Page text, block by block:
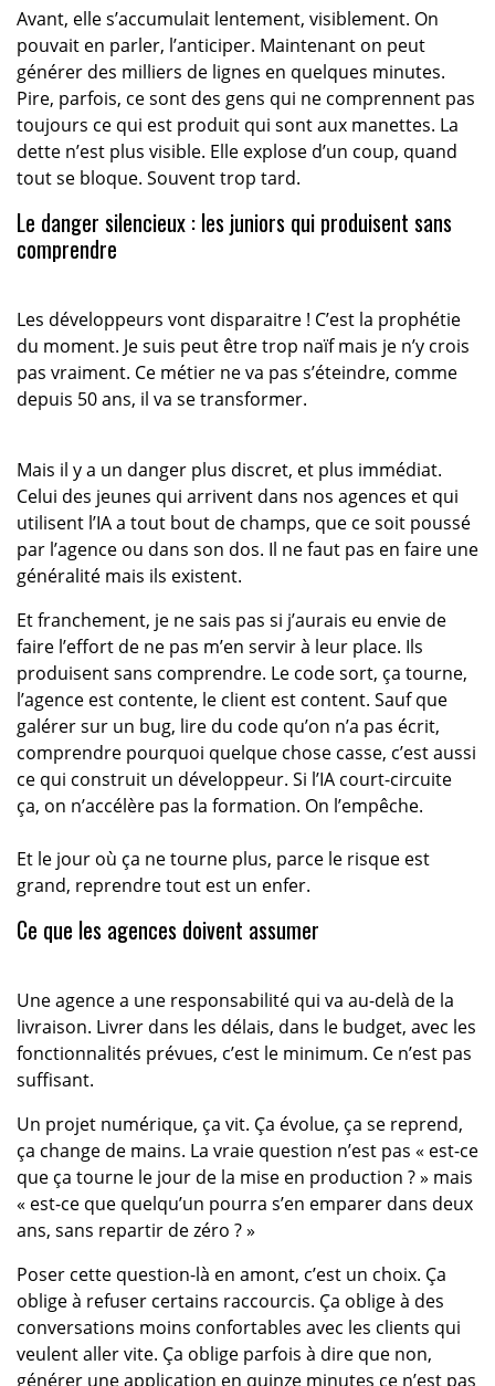
Avant, elle s’accumulait lentement, visiblement. On
pouvait en parler, l’anticiper. Maintenant on peut
générer des milliers de lignes en quelques minutes.
Pire, parfois, ce sont des gens qui ne comprennent pas
toujours ce qui est produit qui sont aux manettes. La
dette n’est plus visible. Elle explose d’un coup, quand
tout se bloque. Souvent trop tard.
Le danger silencieux : les juniors qui produisent sans
comprendre
Les développeurs vont disparaitre ! C’est la prophétie
du moment. Je suis peut être trop naïf mais je n’y crois
pas vraiment. Ce métier ne va pas s’éteindre, comme
depuis 50 ans, il va se transformer.
Mais il y a un danger plus discret, et plus immédiat.
Celui des jeunes qui arrivent dans nos agences et qui
utilisent l’IA a tout bout de champs, que ce soit poussé
par l’agence ou dans son dos. Il ne faut pas en faire une
généralité mais ils existent.
Et franchement, je ne sais pas si j’aurais eu envie de
faire l’effort de ne pas m’en servir à leur place. Ils
produisent sans comprendre. Le code sort, ça tourne,
l’agence est contente, le client est content. Sauf que
galérer sur un bug, lire du code qu’on n’a pas écrit,
comprendre pourquoi quelque chose casse, c’est aussi
ce qui construit un développeur. Si l’IA court-circuite
ça, on n’accélère pas la formation. On l’empêche.
Et le jour où ça ne tourne plus, parce le risque est
grand, reprendre tout est un enfer.
Ce que les agences doivent assumer
Une agence a une responsabilité qui va au-delà de la
livraison. Livrer dans les délais, dans le budget, avec les
fonctionnalités prévues, c’est le minimum. Ce n’est pas
suffisant.
Un projet numérique, ça vit. Ça évolue, ça se reprend,
ça change de mains. La vraie question n’est pas « est-ce
que ça tourne le jour de la mise en production ? » mais
« est-ce que quelqu’un pourra s’en emparer dans deux
ans, sans repartir de zéro ? »
Poser cette question-là en amont, c’est un choix. Ça
oblige à refuser certains raccourcis. Ça oblige à des
conversations moins confortables avec les clients qui
veulent aller vite. Ça oblige parfois à dire que non,
générer une application en quinze minutes ce n’est pas